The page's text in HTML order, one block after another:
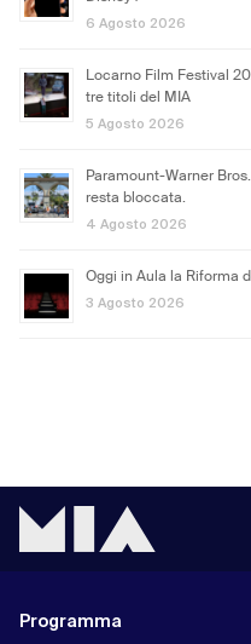
6 Agosto 2026
Locarno Film Festival
tre titoli del MIA
5 Agosto 2026
Paramount-Warner
resta bloccata.
4 Agosto 2026
Oggi in Aula la Riforma
3 Agosto 2026
Programma